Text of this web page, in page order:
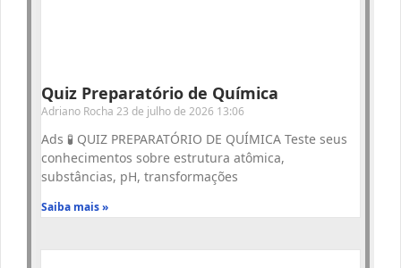
Quiz Preparatório de Química
Adriano Rocha 23 de julho de 2026 13:06
Ads 🧪 QUIZ PREPARATÓRIO DE QUÍMICA Teste seus
conhecimentos sobre estrutura atômica,
substâncias, pH, transformações
Saiba mais »